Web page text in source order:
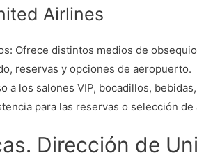
Airlines
Ofrece distintos medios de
reservas y opciones de aeropuerto.
a los salones VIP, bocadillos,
para las reservas o selección de
Dirección de